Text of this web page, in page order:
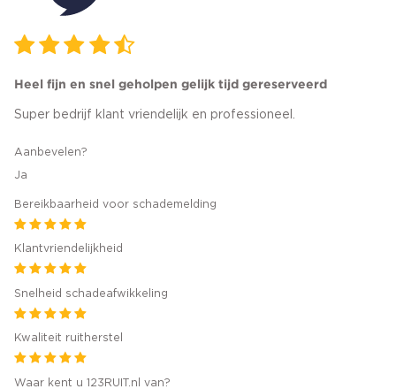
Heel fijn en snel geholpen gelijk tijd gereserveerd
Super bedrijf klant vriendelijk en professioneel.
Aanbevelen?
Ja
Bereikbaarheid voor schademelding
Klantvriendelijkheid
Snelheid schadeafwikkeling
Kwaliteit ruitherstel
Waar kent u 123RUIT.nl van?